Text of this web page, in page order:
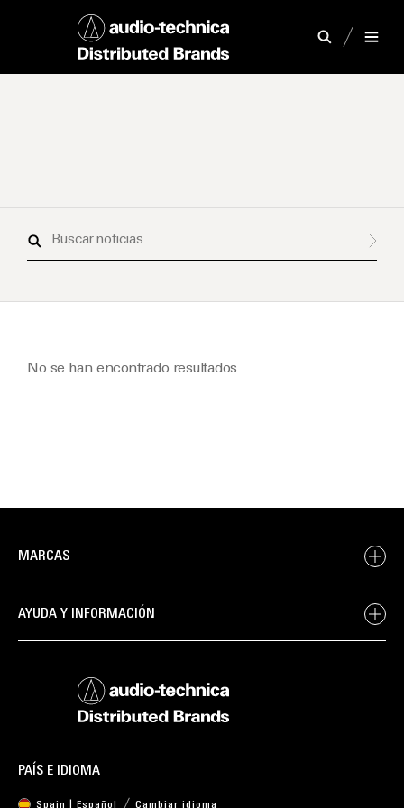
Buscar
No se han encontrado resultados.
MARCAS
AYUDA Y INFORMACIÓN
PAÍS E IDIOMA
Spain | Español Cambiar idioma